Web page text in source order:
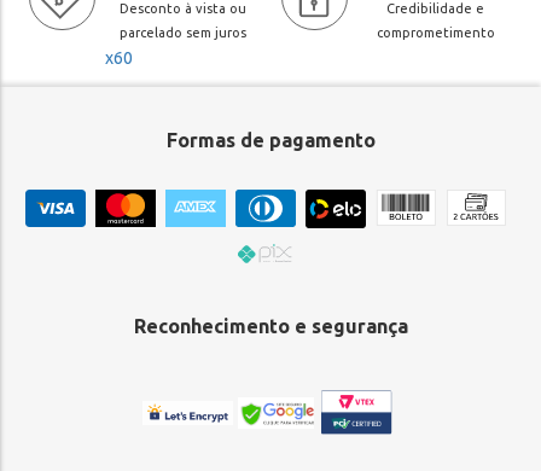
Desconto à vista ou
parcelado sem juros
Credibilidade e
comprometimento
Formas de pagamento
Reconhecimento e segurança